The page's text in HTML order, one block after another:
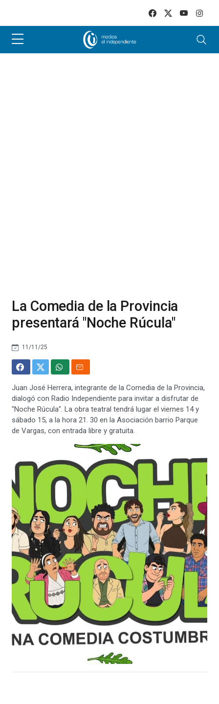
La Comedia de la Provincia
presentará "Noche Rúcula"
11/11/25
Juan José Herrera, integrante de la Comedia de la Provincia,
dialogó con Radio Independiente para invitar a disfrutar de
"Noche Rúcula". La obra teatral tendrá lugar el viernes 14 y
sábado 15, a la hora 21. 30 en la Asociación barrio Parque
de Vargas, con entrada libre y gratuita.